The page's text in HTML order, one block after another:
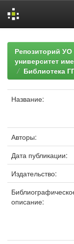
navigationРепозиторий
университет
Библиотека
Название:
Авторы:
Дата публикации:
Издательство:
описание: